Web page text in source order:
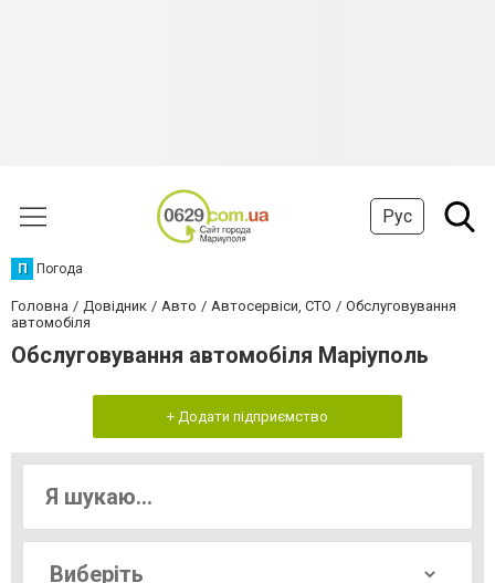
Рус
П Погода
Головна Довідник Авто Автосервіси, СТО
Обслуговування
автомобіля
Обслуговування автомобіля Маріуполь
+ Додати підприємство